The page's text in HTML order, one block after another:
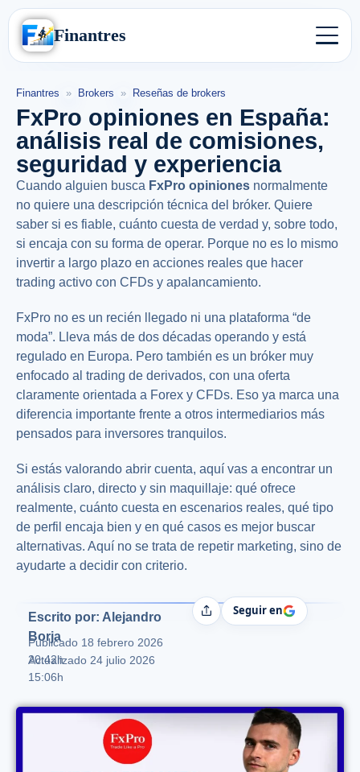
Finantres
Finantres » Brokers » Reseñas de brokers
FxPro opiniones en España:
análisis real de comisiones,
seguridad y experiencia
Cuando alguien busca FxPro opiniones normalmente
no quiere una descripción técnica del bróker. Quiere
saber si es fiable, cuánto cuesta de verdad y, sobre todo,
si encaja con su forma de operar. Porque no es lo mismo
invertir a largo plazo en acciones reales que hacer
trading activo con CFDs y apalancamiento.
FxPro no es un recién llegado ni una plataforma “de
moda”. Lleva más de dos décadas operando y está
regulado en Europa. Pero también es un bróker muy
enfocado al trading de derivados, con una oferta
claramente orientada a Forex y CFDs. Eso ya marca una
diferencia importante frente a otros intermediarios más
pensados para inversores tranquilos.
Si estás valorando abrir cuenta, aquí vas a encontrar un
análisis claro, directo y sin maquillaje: qué ofrece
realmente, cuánto cuesta en escenarios reales, qué tipo
de perfil encaja bien y en qué casos es mejor buscar
alternativas. Aquí no se trata de repetir marketing, sino de
ayudarte a decidir con criterio.
Escrito por: Alejandro
Borja
Publicado 18 febrero 2026
20:42h
Actualizado 24 julio 2026
15:06h
CompartirSeguir en